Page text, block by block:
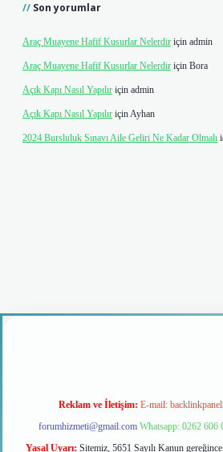
Son yorumlar
Araç Muayene Hafif Kusurlar Nelerdir için admin
Araç Muayene Hafif Kusurlar Nelerdir için Bora
Açık Kapı Nasıl Yapılır için admin
Açık Kapı Nasıl Yapılır içinAyhan
2024 Bursluluk Sınavı Aile Geliri Ne Kadar Olmalı
giriş
Reklam ve İletişim: E-mail:
forumhizmeti@gmail.com Whatsapp: 0262 606
Yasal Uyarı: Sitemiz, 5651 Sayılı Kanun